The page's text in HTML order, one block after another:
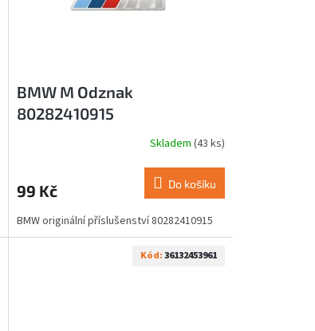
BMW M Odznak
80282410915
Skladem (43 ks)
99 Kč Do košíku
BMW originální příslušenství 80282410915
Kód:36132453961